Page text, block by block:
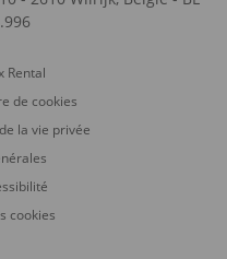
Rental
de cookies
la vie privée
cookies